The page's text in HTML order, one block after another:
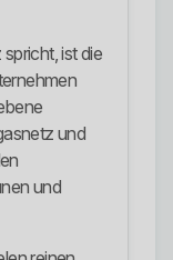
ist die
und
und